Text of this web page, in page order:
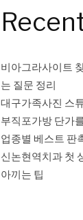
비아그라사이트
는 질문 정리
대구가족사진 스
부직포가방 단가
업종별 베스트 판
신논현역치과 첫
아끼는 팁